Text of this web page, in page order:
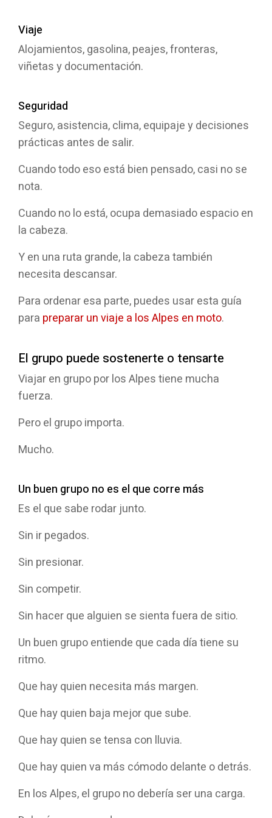
Viaje
Alojamientos, gasolina, peajes, fronteras,
viñetas y documentación.
Seguridad
Seguro, asistencia, clima, equipaje y decisiones
prácticas antes de salir.
Cuando todo eso está bien pensado, casi no se
nota.
Cuando no lo está, ocupa demasiado espacio en
la cabeza.
Y en una ruta grande, la cabeza también
necesita descansar.
Para ordenar esa parte, puedes usar esta guía
para preparar un viaje a los Alpes en moto.
El grupo puede sostenerte o tensarte
Viajar en grupo por los Alpes tiene mucha
fuerza.
Pero el grupo importa.
Mucho.
Un buen grupo no es el que corre más
Es el que sabe rodar junto.
Sin ir pegados.
Sin presionar.
Sin competir.
Sin hacer que alguien se sienta fuera de sitio.
Un buen grupo entiende que cada día tiene su
ritmo.
Que hay quien necesita más margen.
Que hay quien baja mejor que sube.
Que hay quien se tensa con lluvia.
Que hay quien va más cómodo delante o detrás.
En los Alpes, el grupo no debería ser una carga.